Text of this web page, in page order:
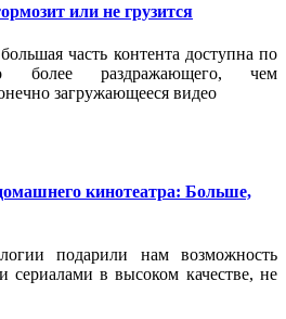
или не грузится
часть контента доступна по
более раздражающего, чем
загружающееся видео
кинотеатра: Больше,
подарили нам возможность
сериалами в высоком качестве, не